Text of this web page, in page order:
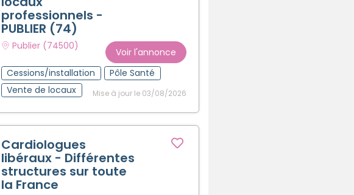
professionnels -
PUBLIER (74)
Publier (74500)
Voir l'annonce
Cessions/installation
Pôle Santé
Vente de locaux
Mise à jour le 03/08/2026
Cardiologues
libéraux - Différentes
structures sur toute
la France